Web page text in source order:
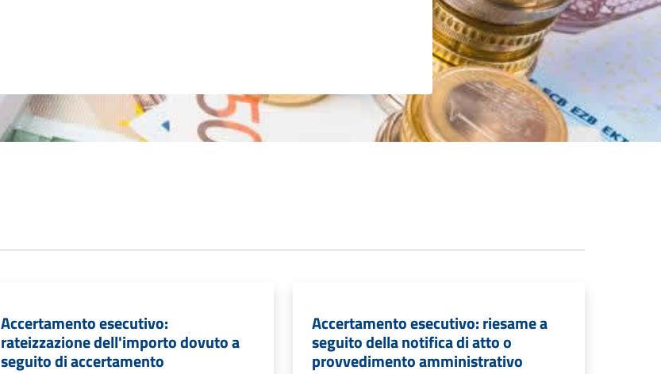
Accertamento esecutivo:
rateizzazione dell'importo dovuto a
seguito di accertamento
Accertamento esecutivo: riesame a
seguito della notifica di atto o
provvedimento amministrativo